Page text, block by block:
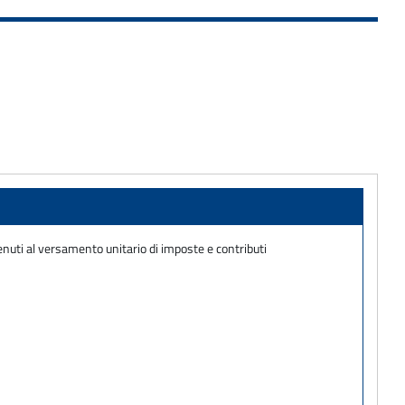
al versamento unitario di imposte e contributi